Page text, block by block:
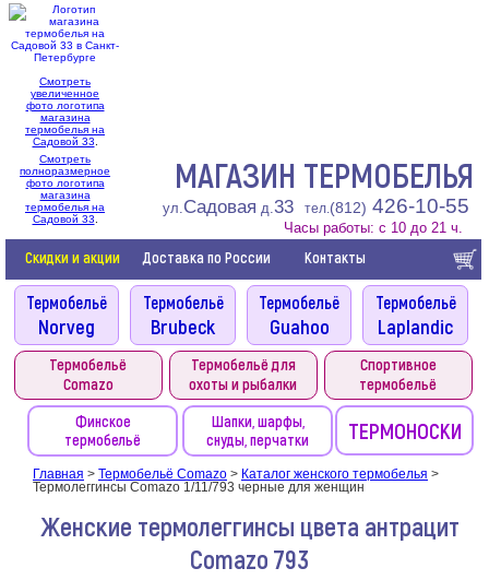
Смотреть
увеличенное
фото логотипа
магазина
термобелья на
Садовой 33
Смотреть
полноразмерное
фото логотипа
магазина
термобелья на
Садовой 33
МАГАЗИН ТЕРМОБЕЛЬЯ
тел. (812) 426-10-55
ул.Садовая д.33
Часы работы: с 10 до 21 ч.
Скидки и акции Доставка по России Контакты
Термобельё
Comazo
Термобельё для
охоты и рыбалки
Спортивное
термобельё
Финское
термобельё
Шапки, шарфы,
снуды, перчатки
ТЕРМОНОСКИ
Главная > Термобельё Comazo > Каталог женского термобелья >
Термолеггинсы Comazo 1/11/793 черные для женщин
Женские термолеггинсы цвета антрацит
Comazo 793
Термобельё
Norveg
Термобельё
Brubeck
Термобельё
Guahoo
Термобельё
Laplandic